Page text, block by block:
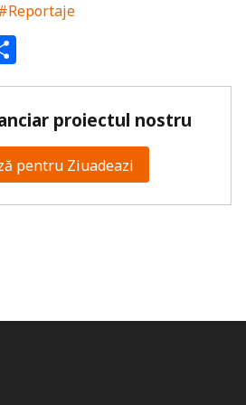
proiectul nostru
pentru Ziuadeazi